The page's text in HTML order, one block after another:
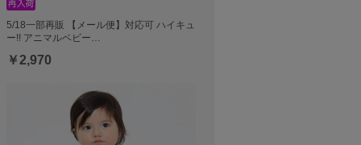
5/18一部再販 【メール便】対応可 ハイキュ
ー!! アニマルベビー…
￥2,970